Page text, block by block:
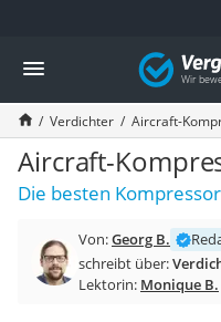
Die beliebtesten Vergleiche
Baumarkt
Tresor feuerfest
Makita-Akku-Rasenmäher
Kappsäge
Smartes Türschloss
Akku-Rasentrimmer
Feuchtigkeitsmessgerät
Split-Klimaanlage 2
Pelletofen
Vergleich
Verdichter Aircraft-
Aircraft-
Die besten
Von:Georg B.
schreibt über:
Lektorin: Monique B.